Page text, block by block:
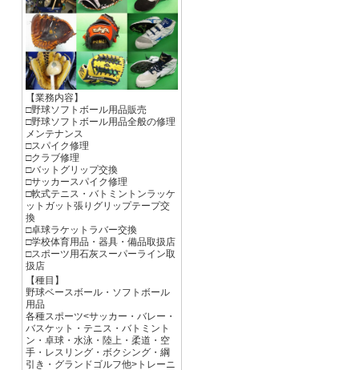
【業務内容】
□野球ソフトボール用品販売
□野球ソフトボール用品全般の修理
メンテナンス
□スパイク修理
□クラブ修理
□バットグリップ交換
□サッカースパイク修理
□軟式テニス・バトミントンラッケ
ットガット張りグリップテープ交
換
□卓球ラケットラバー交換
□学校体育用品・器具・備品取扱店
□スポーツ用石灰スーパーライン取
扱店
【種目】
野球ベースボール・ソフトボール
用品
各種スポーツ<サッカー・バレー・
バスケット・テニス・バトミント
ン・卓球・水泳・陸上・柔道・空
手・レスリング・ボクシング・綱
引き・グランドゴルフ他>トレーニ